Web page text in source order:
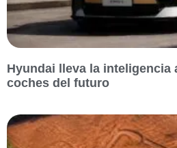
Hyundai lleva la inteligencia
coches del futuro